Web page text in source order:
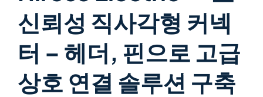
신뢰성 직사각형 커넥
터 – 헤더, 핀으로 고급
상호 연결 솔루션 구축